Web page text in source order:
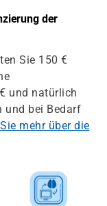
der
Sie 150 €
und natürlich
und bei Bedarf
mehr über die